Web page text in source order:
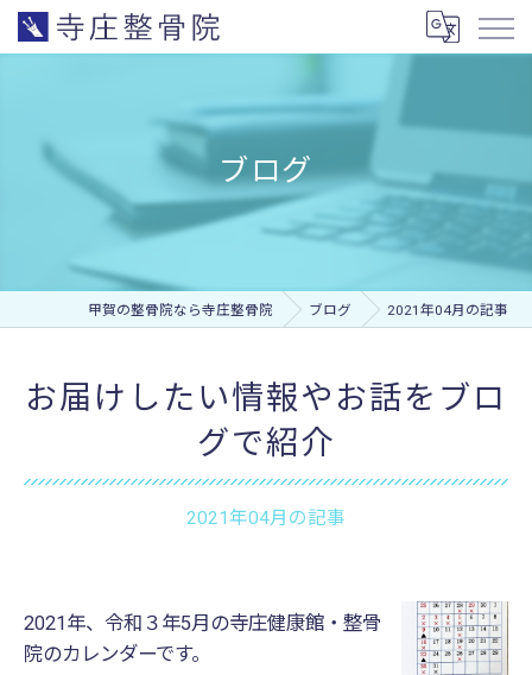
ブログ
甲賀の整骨院なら寺庄整骨院 ブログ 2021年04月の記事
お届けしたい情報やお話をブロ
グで紹介
2021年04月の記事
2021年、令和３年5月の寺庄健康館・整骨
院のカレンダーです。